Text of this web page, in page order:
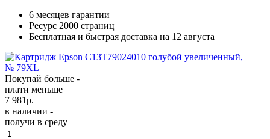
6 месяцев гарантии
Ресурс 2000 страниц
Бесплатная и быстрая доставка на 12 августа
Покупай больше -
плати меньше
7 981р.
в наличии -
получи в среду